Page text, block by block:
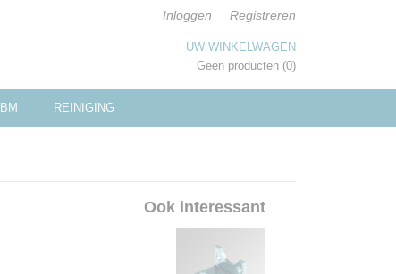
Inloggen Registreren
UW WINKELWAGEN
Geen producten (0)
REINIGING
Ook interessant